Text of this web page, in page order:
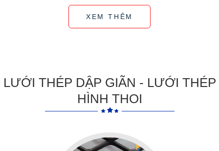
XEM THÊM
LƯỚI THÉP DẬP GIÃN - LƯỚI THÉP
HÌNH THOI